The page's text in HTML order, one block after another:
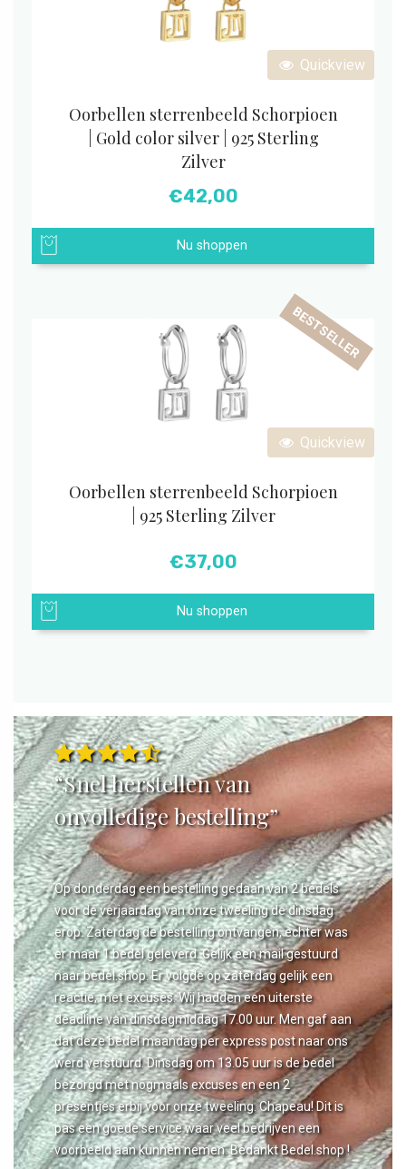
Quickview
Oorbellen sterrenbeeld Schorpioen
| Gold color silver | 925 Sterling
Zilver
€42,00
Nu shoppen
Quickview
BESTSELLER
Oorbellen sterrenbeeld Schorpioen
| 925 Sterling Zilver
€37,00
Nu shoppen
“Snel herstellen van
onvolledige bestelling”
Op donderdag een bestelling gedaan van 2 bedels
voor de verjaardag van onze tweeling de dinsdag
erop. Zaterdag de bestelling ontvangen, echter was
er maar 1 bedel geleverd. Gelijk een mail gestuurd
naar bedel.shop. Er volgde op zaterdag gelijk een
reactie, met excuses. Wij hadden een uiterste
deadline van dinsdagmiddag 17.00 uur. Men gaf aan
dat deze bedel maandag per express post naar ons
werd verstuurd. Dinsdag om 13.05 uur is de bedel
bezorgd met nogmaals excuses en een 2
presentjes erbij voor onze tweeling. Chapeau! Dit is
pas een goede service waar veel bedrijven een
voorbeeld aan kunnen nemen. Bedankt Bedel.shop !